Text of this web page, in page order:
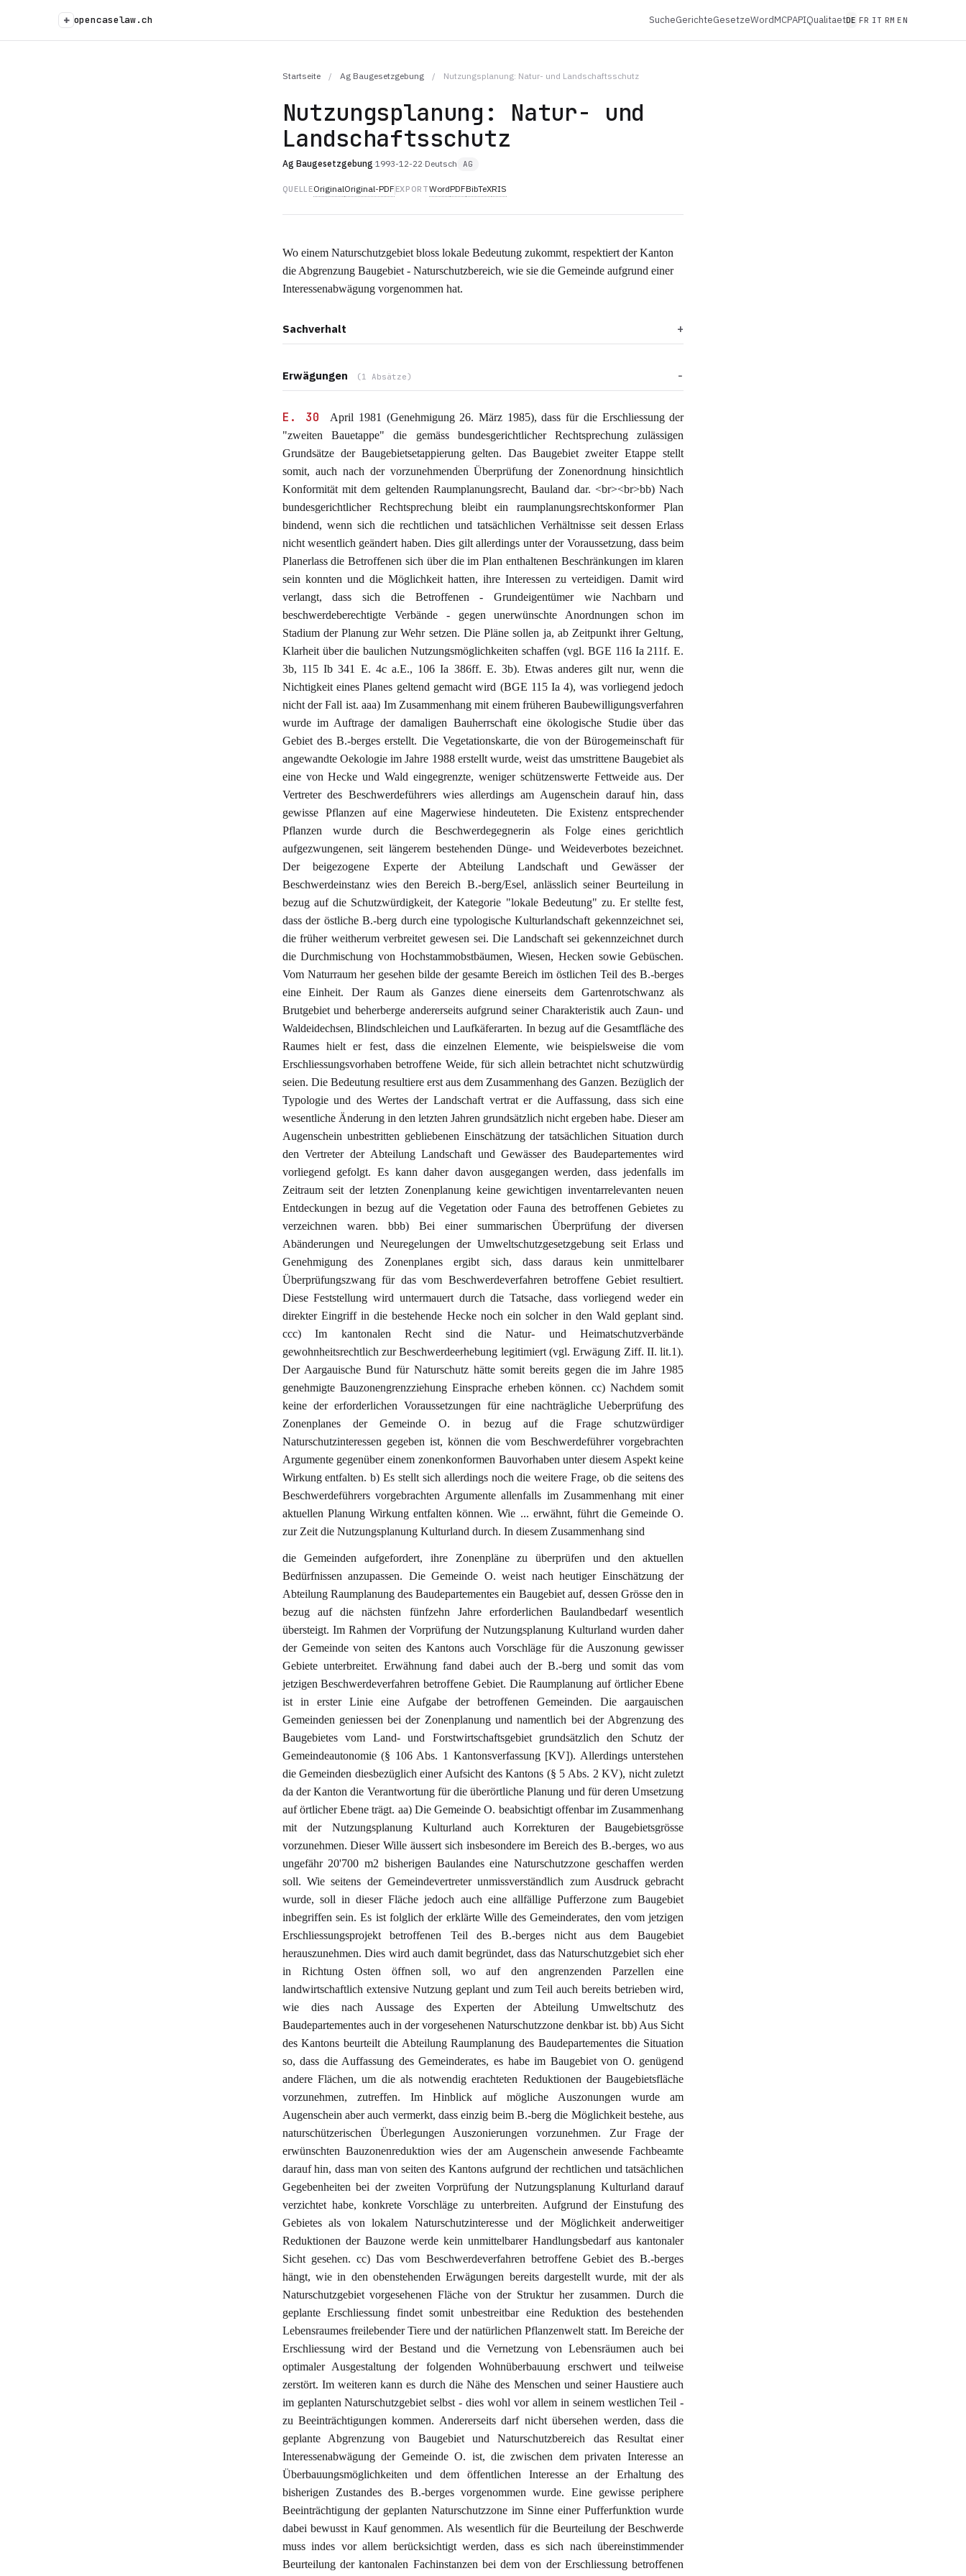
+ opencaselaw.ch SucheGerichteGesetzeWordMCPAPIQualitaetDE FR IT RM EN
Startseite / Ag Baugesetzgebung / Nutzungsplanung: Natur- und Landschaftsschutz
Nutzungsplanung: Natur- und
Landschaftsschutz
Ag Baugesetzgebung·1993-12-22·Deutsch AG
QUELLEOriginalOriginal-PDF EXPORTWordPDFBibTeXRIS
Wo einem Naturschutzgebiet bloss lokale Bedeutung zukommt, respektiert der Kanton
die Abgrenzung Baugebiet - Naturschutzbereich, wie sie die Gemeinde aufgrund einer
Interessenabwägung vorgenommen hat.
Sachverhalt
Erwägungen (1 Absätze)
E. 30
April 1981 (Genehmigung 26. März 1985), dass für die Erschliessung der
"zweiten Bauetappe" die gemäss bundesgerichtlicher Rechtsprechung zulässigen
Grundsätze der Baugebietsetappierung gelten. Das Baugebiet zweiter Etappe stellt
somit, auch nach der vorzunehmenden Überprüfung der Zonenordnung hinsichtlich
Konformität mit dem geltenden Raumplanungsrecht, Bauland dar. <br><br>bb) Nach
bundesgerichtlicher Rechtsprechung bleibt ein raumplanungsrechtskonformer Plan
bindend, wenn sich die rechtlichen und tatsächlichen Verhältnisse seit dessen Erlass
nicht wesentlich geändert haben. Dies gilt allerdings unter der Voraussetzung, dass beim
Planerlass die Betroffenen sich über die im Plan enthaltenen Beschränkungen im klaren
sein konnten und die Möglichkeit hatten, ihre Interessen zu verteidigen. Damit wird
verlangt, dass sich die Betroffenen - Grundeigentümer wie Nachbarn und
beschwerdeberechtigte Verbände - gegen unerwünschte Anordnungen schon im
Stadium der Planung zur Wehr setzen. Die Pläne sollen ja, ab Zeitpunkt ihrer Geltung,
Klarheit über die baulichen Nutzungsmöglichkeiten schaffen (vgl. BGE 116 Ia 211f. E.
3b, 115 Ib 341 E. 4c a.E., 106 Ia 386ff. E. 3b). Etwas anderes gilt nur, wenn die
Nichtigkeit eines Planes geltend gemacht wird (BGE 115 Ia 4), was vorliegend jedoch
nicht der Fall ist. aaa) Im Zusammenhang mit einem früheren Baubewilligungsverfahren
wurde im Auftrage der damaligen Bauherrschaft eine ökologische Studie über das
Gebiet des B.-berges erstellt. Die Vegetationskarte, die von der Bürogemeinschaft für
angewandte Oekologie im Jahre 1988 erstellt wurde, weist das umstrittene Baugebiet als
eine von Hecke und Wald eingegrenzte, weniger schützenswerte Fettweide aus. Der
Vertreter des Beschwerdeführers wies allerdings am Augenschein darauf hin, dass
gewisse Pflanzen auf eine Magerwiese hindeuteten. Die Existenz entsprechender
Pflanzen wurde durch die Beschwerdegegnerin als Folge eines gerichtlich
aufgezwungenen, seit längerem bestehenden Dünge- und Weideverbotes bezeichnet.
Der beigezogene Experte der Abteilung Landschaft und Gewässer der
Beschwerdeinstanz wies den Bereich B.-berg/Esel, anlässlich seiner Beurteilung in
bezug auf die Schutzwürdigkeit, der Kategorie "lokale Bedeutung" zu. Er stellte fest,
dass der östliche B.-berg durch eine typologische Kulturlandschaft gekennzeichnet sei,
die früher weitherum verbreitet gewesen sei. Die Landschaft sei gekennzeichnet durch
die Durchmischung von Hochstammobstbäumen, Wiesen, Hecken sowie Gebüschen.
Vom Naturraum her gesehen bilde der gesamte Bereich im östlichen Teil des B.-berges
eine Einheit. Der Raum als Ganzes diene einerseits dem Gartenrotschwanz als
Brutgebiet und beherberge andererseits aufgrund seiner Charakteristik auch Zaun- und
Waldeidechsen, Blindschleichen und Laufkäferarten. In bezug auf die Gesamtfläche des
Raumes hielt er fest, dass die einzelnen Elemente, wie beispielsweise die vom
Erschliessungsvorhaben betroffene Weide, für sich allein betrachtet nicht schutzwürdig
seien. Die Bedeutung resultiere erst aus dem Zusammenhang des Ganzen. Bezüglich der
Typologie und des Wertes der Landschaft vertrat er die Auffassung, dass sich eine
wesentliche Änderung in den letzten Jahren grundsätzlich nicht ergeben habe. Dieser am
Augenschein unbestritten gebliebenen Einschätzung der tatsächlichen Situation durch
den Vertreter der Abteilung Landschaft und Gewässer des Baudepartementes wird
vorliegend gefolgt. Es kann daher davon ausgegangen werden, dass jedenfalls im
Zeitraum seit der letzten Zonenplanung keine gewichtigen inventarrelevanten neuen
Entdeckungen in bezug auf die Vegetation oder Fauna des betroffenen Gebietes zu
verzeichnen waren. bbb) Bei einer summarischen Überprüfung der diversen
Abänderungen und Neuregelungen der Umweltschutzgesetzgebung seit Erlass und
Genehmigung des Zonenplanes ergibt sich, dass daraus kein unmittelbarer
Überprüfungszwang für das vom Beschwerdeverfahren betroffene Gebiet resultiert.
Diese Feststellung wird untermauert durch die Tatsache, dass vorliegend weder ein
direkter Eingriff in die bestehende Hecke noch ein solcher in den Wald geplant sind.
ccc) Im kantonalen Recht sind die Natur- und Heimatschutzverbände
gewohnheitsrechtlich zur Beschwerdeerhebung legitimiert (vgl. Erwägung Ziff. II. lit.1).
Der Aargauische Bund für Naturschutz hätte somit bereits gegen die im Jahre 1985
genehmigte Bauzonengrenzziehung Einsprache erheben können. cc) Nachdem somit
keine der erforderlichen Voraussetzungen für eine nachträgliche Ueberprüfung des
Zonenplanes der Gemeinde O. in bezug auf die Frage schutzwürdiger
Naturschutzinteressen gegeben ist, können die vom Beschwerdeführer vorgebrachten
Argumente gegenüber einem zonenkonformen Bauvorhaben unter diesem Aspekt keine
Wirkung entfalten. b) Es stellt sich allerdings noch die weitere Frage, ob die seitens des
Beschwerdeführers vorgebrachten Argumente allenfalls im Zusammenhang mit einer
aktuellen Planung Wirkung entfalten können. Wie ... erwähnt, führt die Gemeinde O.
zur Zeit die Nutzungsplanung Kulturland durch. In diesem Zusammenhang sind
die Gemeinden aufgefordert, ihre Zonenpläne zu überprüfen und den aktuellen
Bedürfnissen anzupassen. Die Gemeinde O. weist nach heutiger Einschätzung der
Abteilung Raumplanung des Baudepartementes ein Baugebiet auf, dessen Grösse den in
bezug auf die nächsten fünfzehn Jahre erforderlichen Baulandbedarf wesentlich
übersteigt. Im Rahmen der Vorprüfung der Nutzungsplanung Kulturland wurden daher
der Gemeinde von seiten des Kantons auch Vorschläge für die Auszonung gewisser
Gebiete unterbreitet. Erwähnung fand dabei auch der B.-berg und somit das vom
jetzigen Beschwerdeverfahren betroffene Gebiet. Die Raumplanung auf örtlicher Ebene
ist in erster Linie eine Aufgabe der betroffenen Gemeinden. Die aargauischen
Gemeinden geniessen bei der Zonenplanung und namentlich bei der Abgrenzung des
Baugebietes vom Land- und Forstwirtschaftsgebiet grundsätzlich den Schutz der
Gemeindeautonomie (§ 106 Abs. 1 Kantonsverfassung [KV]). Allerdings unterstehen
die Gemeinden diesbezüglich einer Aufsicht des Kantons (§ 5 Abs. 2 KV), nicht zuletzt
da der Kanton die Verantwortung für die überörtliche Planung und für deren Umsetzung
auf örtlicher Ebene trägt. aa) Die Gemeinde O. beabsichtigt offenbar im Zusammenhang
mit der Nutzungsplanung Kulturland auch Korrekturen der Baugebietsgrösse
vorzunehmen. Dieser Wille äussert sich insbesondere im Bereich des B.-berges, wo aus
ungefähr 20'700 m2 bisherigen Baulandes eine Naturschutzzone geschaffen werden
soll. Wie seitens der Gemeindevertreter unmissverständlich zum Ausdruck gebracht
wurde, soll in dieser Fläche jedoch auch eine allfällige Pufferzone zum Baugebiet
inbegriffen sein. Es ist folglich der erklärte Wille des Gemeinderates, den vom jetzigen
Erschliessungsprojekt betroffenen Teil des B.-berges nicht aus dem Baugebiet
herauszunehmen. Dies wird auch damit begründet, dass das Naturschutzgebiet sich eher
in Richtung Osten öffnen soll, wo auf den angrenzenden Parzellen eine
landwirtschaftlich extensive Nutzung geplant und zum Teil auch bereits betrieben wird,
wie dies nach Aussage des Experten der Abteilung Umweltschutz des
Baudepartementes auch in der vorgesehenen Naturschutzzone denkbar ist. bb) Aus Sicht
des Kantons beurteilt die Abteilung Raumplanung des Baudepartementes die Situation
so, dass die Auffassung des Gemeinderates, es habe im Baugebiet von O. genügend
andere Flächen, um die als notwendig erachteten Reduktionen der Baugebietsfläche
vorzunehmen, zutreffen. Im Hinblick auf mögliche Auszonungen wurde am
Augenschein aber auch vermerkt, dass einzig beim B.-berg die Möglichkeit bestehe, aus
naturschützerischen Überlegungen Auszonierungen vorzunehmen. Zur Frage der
erwünschten Bauzonenreduktion wies der am Augenschein anwesende Fachbeamte
darauf hin, dass man von seiten des Kantons aufgrund der rechtlichen und tatsächlichen
Gegebenheiten bei der zweiten Vorprüfung der Nutzungsplanung Kulturland darauf
verzichtet habe, konkrete Vorschläge zu unterbreiten. Aufgrund der Einstufung des
Gebietes als von lokalem Naturschutzinteresse und der Möglichkeit anderweitiger
Reduktionen der Bauzone werde kein unmittelbarer Handlungsbedarf aus kantonaler
Sicht gesehen. cc) Das vom Beschwerdeverfahren betroffene Gebiet des B.-berges
hängt, wie in den obenstehenden Erwägungen bereits dargestellt wurde, mit der als
Naturschutzgebiet vorgesehenen Fläche von der Struktur her zusammen. Durch die
geplante Erschliessung findet somit unbestreitbar eine Reduktion des bestehenden
Lebensraumes freilebender Tiere und der natürlichen Pflanzenwelt statt. Im Bereiche der
Erschliessung wird der Bestand und die Vernetzung von Lebensräumen auch bei
optimaler Ausgestaltung der folgenden Wohnüberbauung erschwert und teilweise
zerstört. Im weiteren kann es durch die Nähe des Menschen und seiner Haustiere auch
im geplanten Naturschutzgebiet selbst - dies wohl vor allem in seinem westlichen Teil -
zu Beeinträchtigungen kommen. Andererseits darf nicht übersehen werden, dass die
geplante Abgrenzung von Baugebiet und Naturschutzbereich das Resultat einer
Interessenabwägung der Gemeinde O. ist, die zwischen dem privaten Interesse an
Überbauungsmöglichkeiten und dem öffentlichen Interesse an der Erhaltung des
bisherigen Zustandes des B.-berges vorgenommen wurde. Eine gewisse periphere
Beeinträchtigung der geplanten Naturschutzzone im Sinne einer Pufferfunktion wurde
dabei bewusst in Kauf genommen. Als wesentlich für die Beurteilung der Beschwerde
muss indes vor allem berücksichtigt werden, dass es sich nach übereinstimmender
Beurteilung der kantonalen Fachinstanzen bei dem von der Erschliessung betroffenen